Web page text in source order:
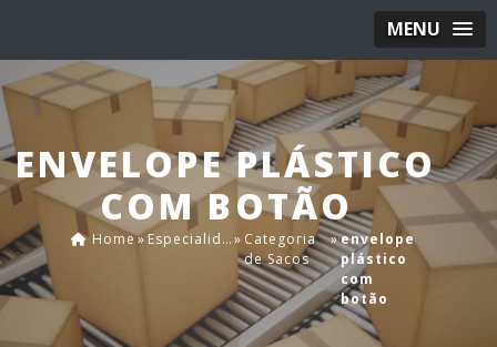
MENU
ENVELOPE PLÁSTICO
COM BOTÃO
Home» Especialidades » Categoria
de Sacos
»envelope
plástico
com
botão